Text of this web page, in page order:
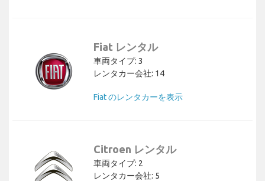
Fiat レンタル
車両タイプ: 3
レンタカー会社: 14
Fiat のレンタカーを表示
Citroen レンタル
車両タイプ: 2
レンタカー会社: 5